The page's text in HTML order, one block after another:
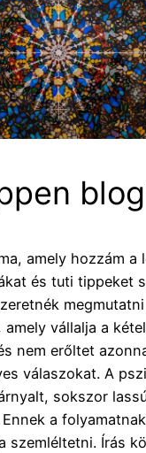
amely hozzám a
és tuti tippeket
amely vállalja a
nem erőltet
válaszokat. A
sokszor
a
szemléltetni. Írás